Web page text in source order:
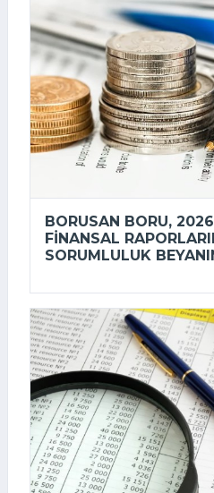
BORUSAN BORU,
FINANSAL
SORUMLULUK